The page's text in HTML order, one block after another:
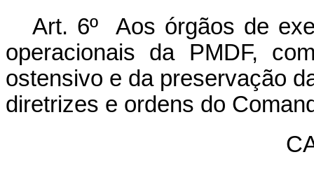
Art. 6º Aos órgãos de
operacionais da PMDF,
ostensivo e da preservação
diretrizes e ordens do